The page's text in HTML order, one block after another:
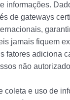
informações.
de gateways
jamais fiquem
fatores adiciona
não
coleta e uso de